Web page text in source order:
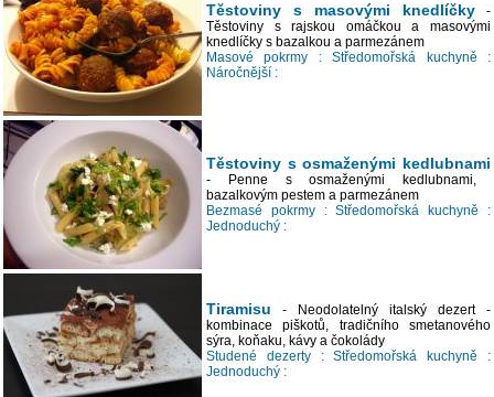
Těstoviny s masovými knedlíčky -
Těstoviny s rajskou omáčkou a masovými
knedlíčky s bazalkou a parmezánem
Masové pokrmy :
Středomořská kuchyně :
Náročnější :
Těstoviny s osmaženými kedlubnami
- Penne s osmaženými kedlubnami,
bazalkovým pestem a parmezánem
Bezmasé pokrmy : Středomořská kuchyně :
Jednoduchý :
Tiramisu - Neodolatelný italský dezert -
kombinace piškotů, tradičního smetanového
sýra, koňaku, kávy a čokolády
Studené dezerty :
Středomořská kuchyně :
Jednoduchý :